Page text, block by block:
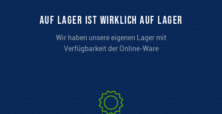
auf Lager ist wirklich auf Lager
Wir haben unsere eigenen Lager mit
Verfügbarkeit der Online-Ware